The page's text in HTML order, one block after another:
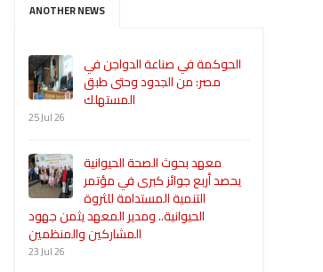
ANOTHER NEWS
الحوكمة في صناعة الدواجن في
مصر: من الجدود وحتى طبق
المستهلك
25 Jul 26
معهد بحوث الصحة الحيوانية
يحصد أربع جوائز كبرى في مؤتمر
التنمية المستدامة للثروة
الحيوانية.. ومدير المعهد يثمن جهود
المشاركين والمنظمين
23 Jul 26